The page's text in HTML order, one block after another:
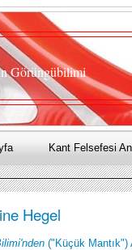
Görüngübilimi
Kant Felsefesi
Hegel
("Küçük Mantık")